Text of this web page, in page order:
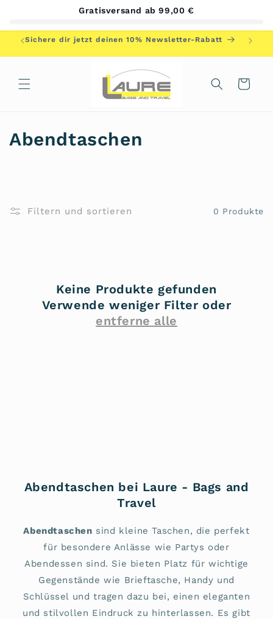
Sichere dir jetzt deinen 10% Newsletter-Rabatt
Warenkorb
K
e
Abendtaschen
Filtern und sortieren 0 Produkte
Keine Produkte gefunden
Verwende weniger Filter oder
entferne alle
Abendtaschen bei Laure - Bags and
Travel
Abendtaschen sind kleine Taschen, die perfekt
für besondere Anlässe wie Partys oder
Abendessen sind. Sie bieten Platz für wichtige
Gegenstände wie Brieftasche, Handy und
Schlüssel und tragen dazu bei, einen eleganten
und stilvollen Eindruck zu hinterlassen. Es gibt
Gratisversand ab 99,00 €